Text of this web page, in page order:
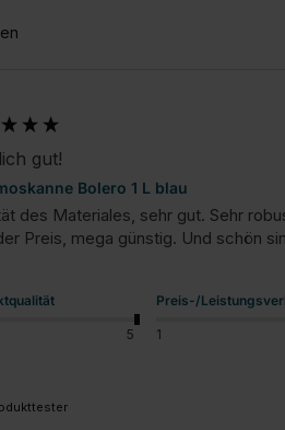
gut!
Bolero 1 L blau
des Materiales, sehr gut. Sehr
Preis, mega günstig. Und schön
5
Preis-/
1